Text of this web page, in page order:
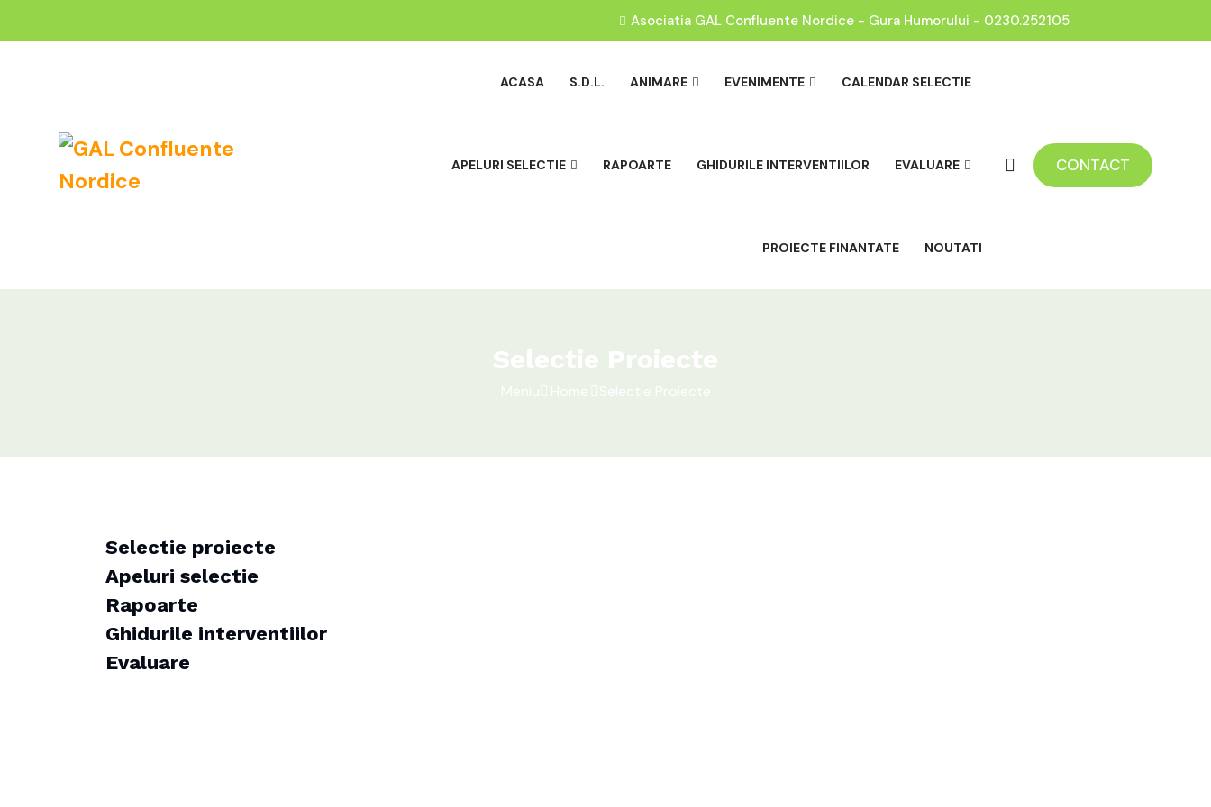
Asociatia GAL Confluente Nordice - Gura Humorului - 0230.252105
ACASA S.D.L. ANIMARE EVENIMENTE CALENDAR SELECTIE
APELURI SELECTIE RAPOARTE GHIDURILE INTERVENTIILOR EVALUARE
PROIECTE FINANTATE NOUTATI
CONTACT
Selectie Proiecte
Meniu Home Selectie Proiecte
Selectie proiecte
Apeluri selectie
Rapoarte
Ghidurile interventiilor
Evaluare